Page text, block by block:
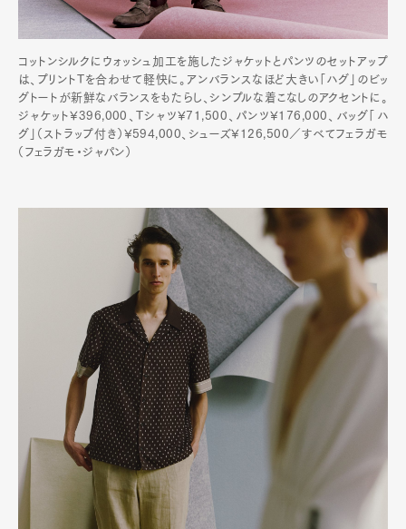
コットンシルクにウォッシュ加工を施したジャケットとパンツのセットアップ
は、プリントTを合わせて軽快に。アンバランスなほど大きい「ハグ」のビッ
グトートが新鮮なバランスをもたらし、シンプルな着こなしのアクセントに。
ジャケット¥396,000、Tシャツ¥71,500、パンツ¥176,000、バッグ「ハ
グ」（ストラップ付き）¥594,000、シューズ¥126,500／すべてフェラガモ
（フェラガモ・ジャパン）